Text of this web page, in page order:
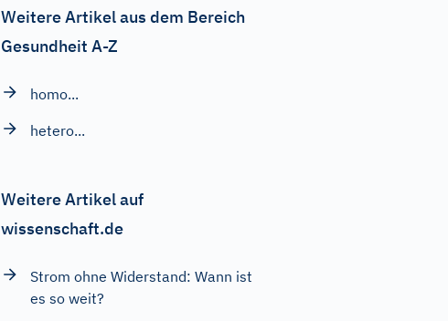
Weitere Artikel aus dem Bereich
Gesundheit A-Z
homo...
hetero...
Weitere Artikel auf
wissenschaft.de
Strom ohne Widerstand: Wann ist
es so weit?